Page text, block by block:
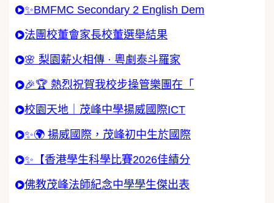
✨BMFMC Secondary 2 English Dem
法團校董會家長校董選舉結果
🌸 梨園薪火相傳 · 粵劇泰斗羅家
🎉🏆 熱烈祝賀我校步操管樂團在「
校園天地｜茂峰中學揚威國際ICT
✨🌍 揚威國際，茂峰初中生於國際
✨【香港學生科學比賽2026佳績分
佛教茂峰法師紀念中學學生傑出表